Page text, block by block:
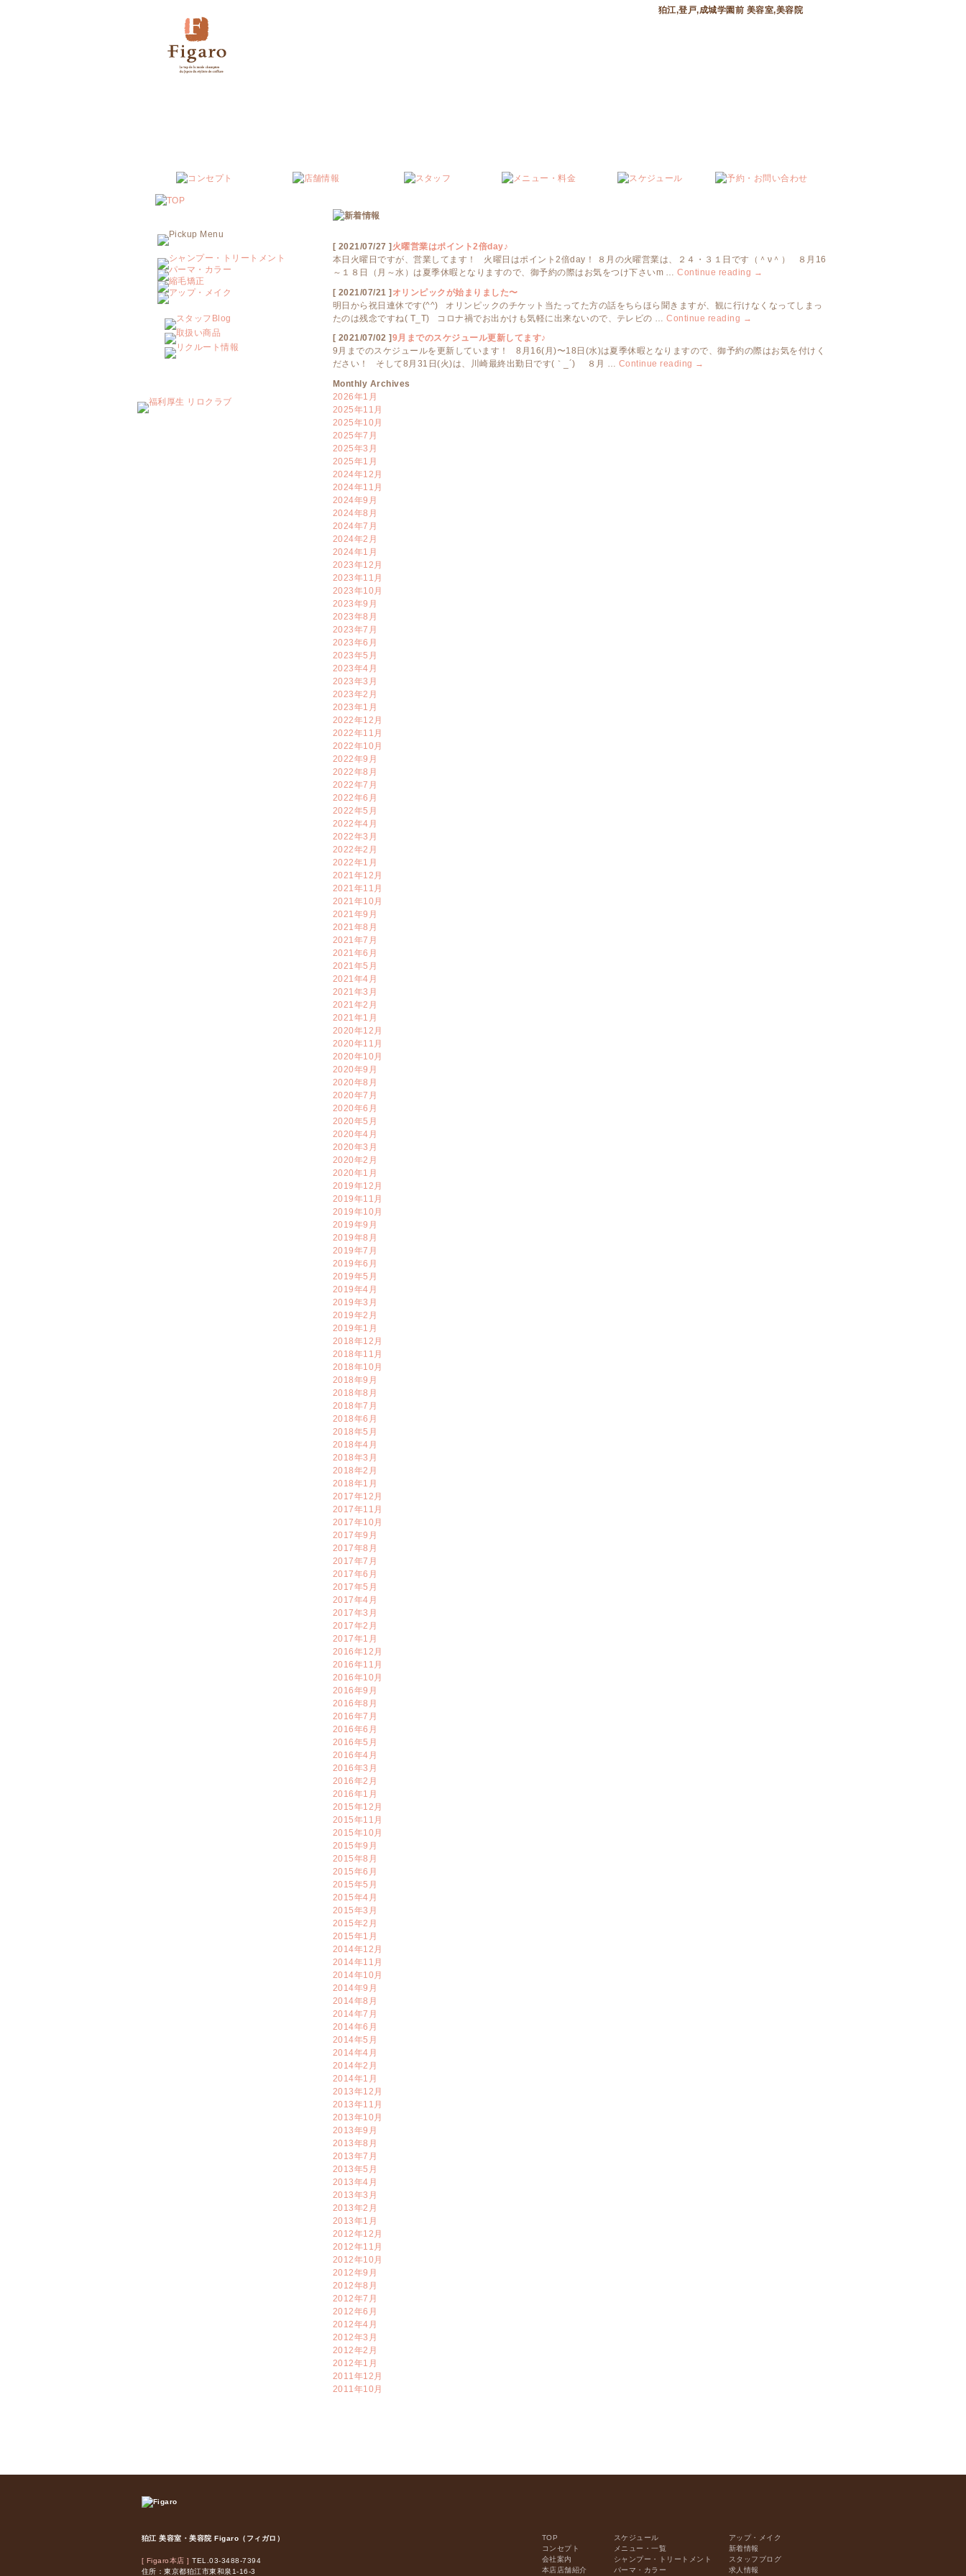
狛江,登戸,成城学園前 美容室,美容院
[ 2021/07/27 ] 火曜営業はポイント2倍day♪
本日火曜日ですが、営業してます！ 火曜日はポイント2倍day！ ８月の火曜営業は、２４・３１日です（＾ν＾） ８月16
～１８日（月～水）は夏季休暇となりますので、御予約の際はお気をつけ下さいm …Continue reading →
[ 2021/07/21 ]オリンピックが始まりました〜
明日から祝日連休です(^^) オリンピックのチケット当たってた方の話をちらほら聞きますが、観に行けなくなってしまっ
たのは残念ですね( T_T) コロナ禍でお出かけも気軽に出来ないので、テレビの …Continue reading →
[ 2021/07/02 ] 9月までのスケジュール更新してます♪
9月までのスケジュールを更新しています！ 8月16(月)〜18日(水)は夏季休暇となりますので、御予約の際はお気を付けく
ださい！ そして8月31日(火)は、川崎最終出勤日です(｀_´)ゞ ８月 … Continue reading →
Monthly Archives
2026年1月
2025年11月
2025年10月
2025年7月
2025年3月
2025年1月
2024年12月
2024年11月
2024年9月
2024年8月
2024年7月
2024年2月
2024年1月
2023年12月
2023年11月
2023年10月
2023年9月
2023年8月
2023年7月
2023年6月
2023年5月
2023年4月
2023年3月
2023年2月
2023年1月
2022年12月
2022年11月
2022年10月
2022年9月
2022年8月
2022年7月
2022年6月
2022年5月
2022年4月
2022年3月
2022年2月
2022年1月
2021年12月
2021年11月
2021年10月
2021年9月
2021年8月
2021年7月
2021年6月
2021年5月
2021年4月
2021年3月
2021年2月
2021年1月
2020年12月
2020年11月
2020年10月
2020年9月
2020年8月
2020年7月
2020年6月
2020年5月
2020年4月
2020年3月
2020年2月
2020年1月
2019年12月
2019年11月
2019年10月
2019年9月
2019年8月
2019年7月
2019年6月
2019年5月
2019年4月
2019年3月
2019年2月
2019年1月
2018年12月
2018年11月
2018年10月
2018年9月
2018年8月
2018年7月
2018年6月
2018年5月
2018年4月
2018年3月
2018年2月
2018年1月
2017年12月
2017年11月
2017年10月
2017年9月
2017年8月
2017年7月
2017年6月
2017年5月
2017年4月
2017年3月
2017年2月
2017年1月
2016年12月
2016年11月
2016年10月
2016年9月
2016年8月
2016年7月
2016年6月
2016年5月
2016年4月
2016年3月
2016年2月
2016年1月
2015年12月
2015年11月
2015年10月
2015年9月
2015年8月
2015年6月
2015年5月
2015年4月
2015年3月
2015年2月
2015年1月
2014年12月
2014年11月
2014年10月
2014年9月
2014年8月
2014年7月
2014年6月
2014年5月
2014年4月
2014年2月
2014年1月
2013年12月
2013年11月
2013年10月
2013年9月
2013年8月
2013年7月
2013年5月
2013年4月
2013年3月
2013年2月
2013年1月
2012年12月
2012年11月
2012年10月
2012年9月
2012年8月
2012年7月
2012年6月
2012年4月
2012年3月
2012年2月
2012年1月
2011年12月
2011年10月
狛江 美容室・美容院 Figaro（フィガロ）
[ Figaro本店 ] TEL.03-3488-7394
住所：東京都狛江市東和泉1-16-3
TOP
コンセプト
会社案内
本店店舗紹介
スケジュール
メニュー・一覧
シャンプー・トリートメント
パーマ・カラー
アップ・メイク
新着情報
スタッフブログ
求人情報